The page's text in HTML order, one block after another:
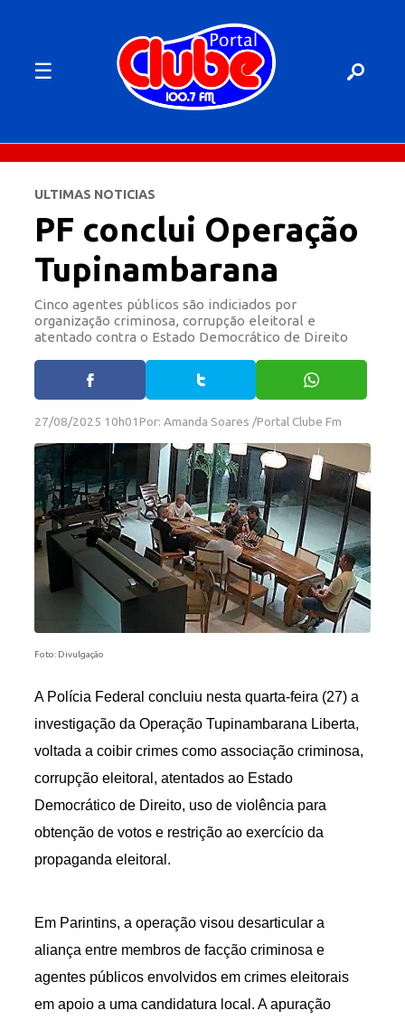
☰
ULTIMAS NOTICIAS
PF conclui Operação
Tupinambarana
Cinco agentes públicos são indiciados por
organização criminosa, corrupção eleitoral e
atentado contra o Estado Democrático de Direito
27/08/2025 10h01Por: Amanda Soares /Portal Clube Fm
Foto: Divulgação
A Polícia Federal concluiu nesta quarta-feira (27) a
investigação da Operação Tupinambarana Liberta,
voltada a coibir crimes como associação criminosa,
corrupção eleitoral, atentados ao Estado
Democrático de Direito, uso de violência para
obtenção de votos e restrição ao exercício da
propaganda eleitoral.
Em Parintins, a operação visou desarticular a
aliança entre membros de facção criminosa e
agentes públicos envolvidos em crimes eleitorais
em apoio a uma candidatura local. A apuração